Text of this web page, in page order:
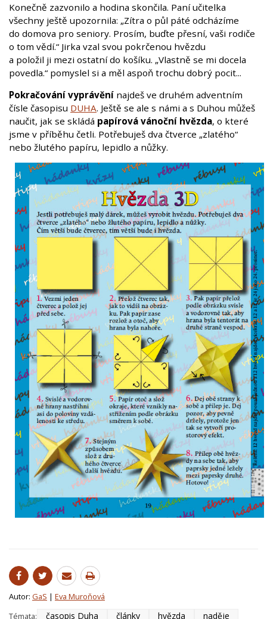
Konečně zazvonilo a hodina skončila. Paní učitelka
všechny ještě upozornila: „Zítra o půl páté odcházíme
do domova pro seniory. Prosím, buďte přesní, vaši rodiče
o tom vědí.“ Jirka vzal svou pokrčenou hvězdu
a položil ji mezi ostatní do košíku. „Vlastně se mi docela
povedla.“ pomyslel si a měl aspoň trochu dobrý pocit...
Pokračování vyprávění najdeš ve druhém adventním
čísle časopisu DUHA. Ještě se ale s námi a s Duhou můžeš
naučit, jak se skládá papírová vánoční hvězda, o které
jsme v příběhu četli. Potřebuješ dva čtverce „zlatého“
nebo žlutého papíru, lepidlo a nůžky.
Autor: GaS | Eva Muroňová
Témata:
časopis Duha články hvězda naděje